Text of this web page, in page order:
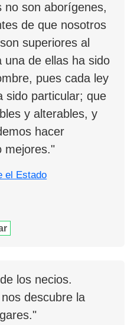
no son aborígenes,
de que nosotros
superiores al
una de ellas ha sido
pues cada ley
sido particular; que
y alterables, y
hacer
mejores."
el Estado
los necios.
descubre la